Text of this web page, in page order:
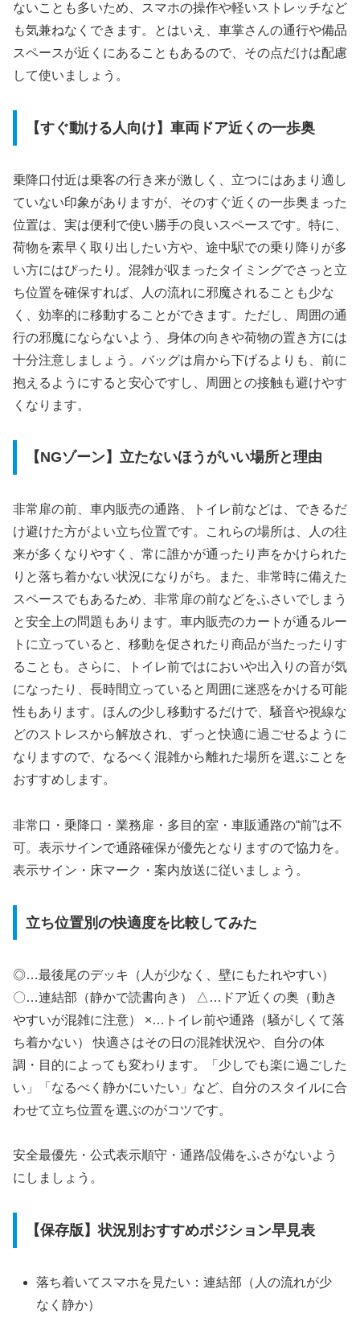
ないことも多いため、スマホの操作や軽いストレッチなど
も気兼ねなくできます。とはいえ、車掌さんの通行や備品
スペースが近くにあることもあるので、その点だけは配慮
して使いましょう。
【すぐ動ける人向け】車両ドア近くの一歩奥
乗降口付近は乗客の行き来が激しく、立つにはあまり適し
ていない印象がありますが、そのすぐ近くの一歩奥まった
位置は、実は便利で使い勝手の良いスペースです。特に、
荷物を素早く取り出したい方や、途中駅での乗り降りが多
い方にはぴったり。混雑が収まったタイミングでさっと立
ち位置を確保すれば、人の流れに邪魔されることも少な
く、効率的に移動することができます。ただし、周囲の通
行の邪魔にならないよう、身体の向きや荷物の置き方には
十分注意しましょう。バッグは肩から下げるよりも、前に
抱えるようにすると安心ですし、周囲との接触も避けやす
くなります。
【NGゾーン】立たないほうがいい場所と理由
非常扉の前、車内販売の通路、トイレ前などは、できるだ
け避けた方がよい立ち位置です。これらの場所は、人の往
来が多くなりやすく、常に誰かが通ったり声をかけられた
りと落ち着かない状況になりがち。また、非常時に備えた
スペースでもあるため、非常扉の前などをふさいでしまう
と安全上の問題もあります。車内販売のカートが通るルー
トに立っていると、移動を促されたり商品が当たったりす
ることも。さらに、トイレ前ではにおいや出入りの音が気
になったり、長時間立っていると周囲に迷惑をかける可能
性もあります。ほんの少し移動するだけで、騒音や視線な
どのストレスから解放され、ずっと快適に過ごせるように
なりますので、なるべく混雑から離れた場所を選ぶことを
おすすめします。
非常口・乗降口・業務扉・多目的室・車販通路の“前”は不
可。表示サインで通路確保が優先となりますので協力を。
表示サイン・床マーク・案内放送に従いましょう。
立ち位置別の快適度を比較してみた
◎…最後尾のデッキ（人が少なく、壁にもたれやすい）
〇…連結部（静かで読書向き） △…ドア近くの奥（動き
やすいが混雑に注意） ×…トイレ前や通路（騒がしくて落
ち着かない） 快適さはその日の混雑状況や、自分の体
調・目的によっても変わります。「少しでも楽に過ごした
い」「なるべく静かにいたい」など、自分のスタイルに合
わせて立ち位置を選ぶのがコツです。
安全最優先・公式表示順守・通路/設備をふさがないよう
にしましょう。
【保存版】状況別おすすめポジション早見表
落ち着いてスマホを見たい：連結部（人の流れが少
なく静か）